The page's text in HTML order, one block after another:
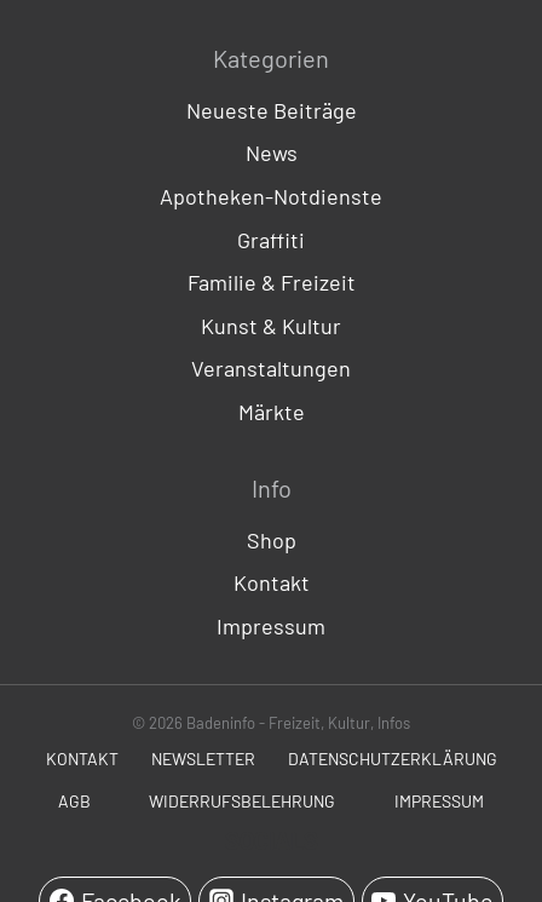
Kategorien
Neueste Beiträge
News
Apotheken-Notdienste
Graffiti
Familie & Freizeit
Kunst & Kultur
Veranstaltungen
Märkte
Info
Shop
Kontakt
Impressum
© 2026 Badeninfo - Freizeit, Kultur, Infos
KONTAKT NEWSLETTER DATENSCHUTZERKLÄRUNG
AGB WIDERRUFSBELEHRUNG IMPRESSUM